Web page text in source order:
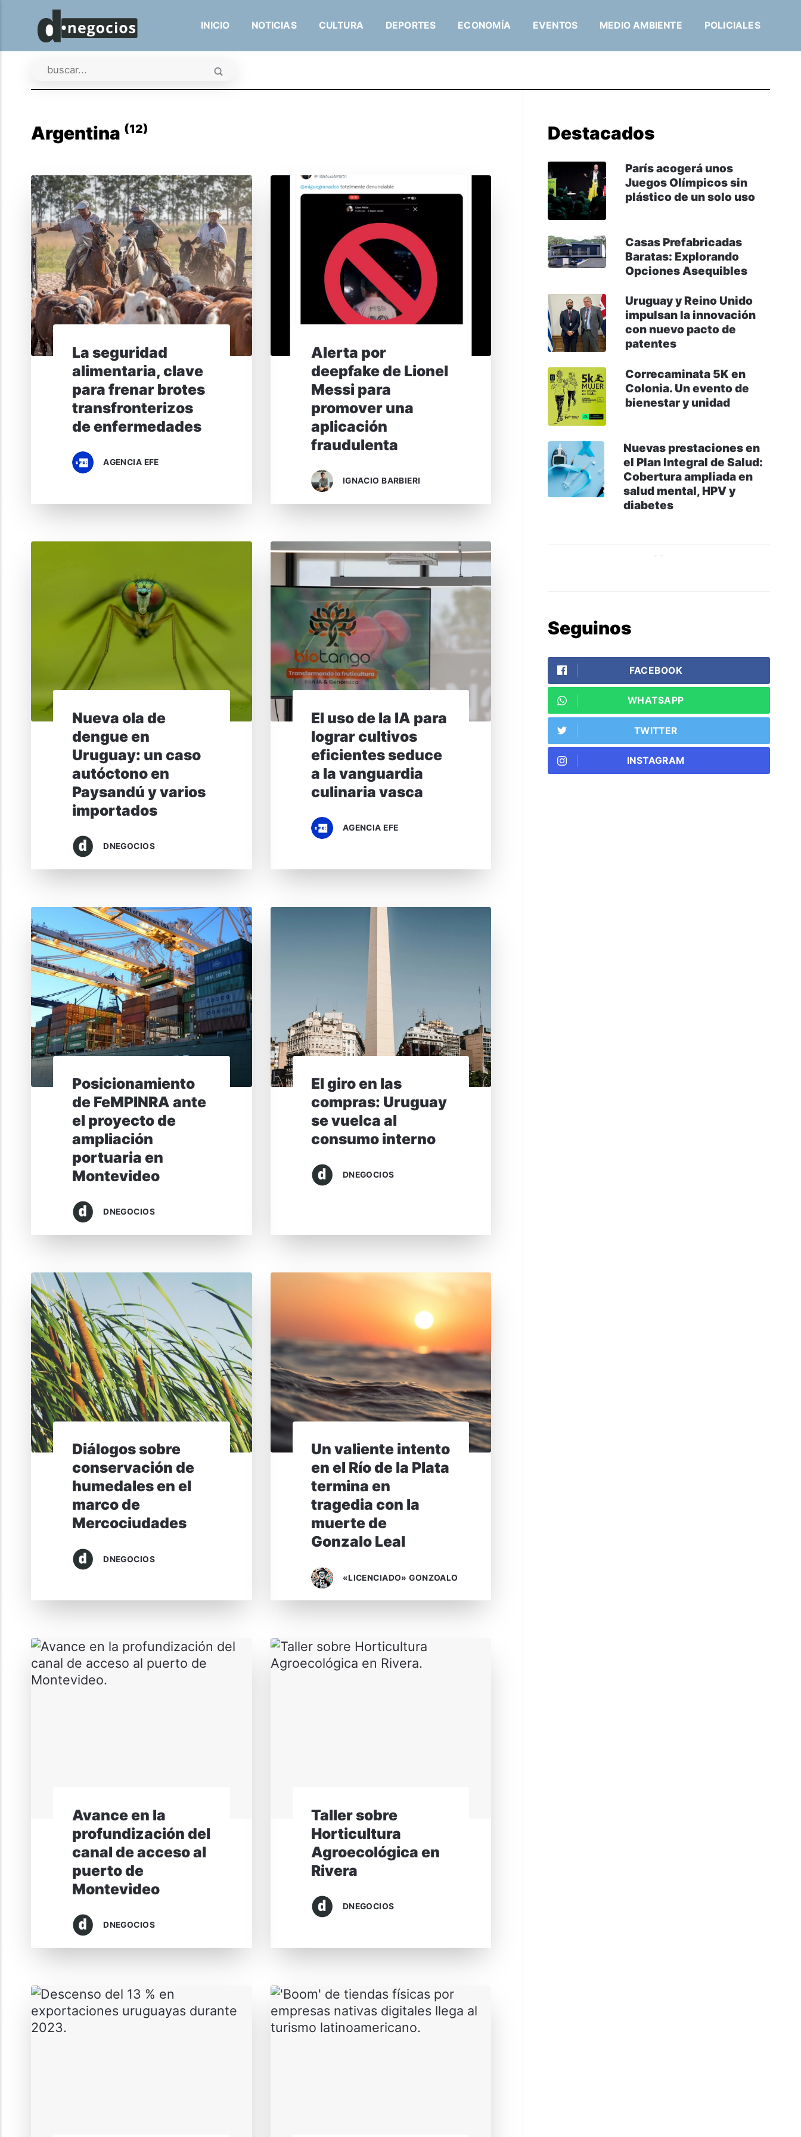
INICIO NOTICIAS CULTURA DEPORTES ECONOMÍA EVENTOS MEDIO AMBIENTE POLICIALES
Argentina (12)
La seguridad
alimentaria, clave
para frenar brotes
transfronterizos
de enfermedades
AGENCIA EFE
Alerta por
deepfake de Lionel
Messi para
promover una
aplicación
fraudulenta
IGNACIO BARBIERI
Nueva ola de
dengue en
Uruguay: un caso
autóctono en
Paysandú y varios
importados
DNEGOCIOS
El uso de la IA para
lograr cultivos
eficientes seduce
a la vanguardia
culinaria vasca
AGENCIA EFE
Posicionamiento
de FeMPINRA ante
el proyecto de
ampliación
portuaria en
Montevideo
DNEGOCIOS
El giro en las
compras: Uruguay
se vuelca al
consumo interno
DNEGOCIOS
Diálogos sobre
conservación de
humedales en el
marco de
Mercociudades
DNEGOCIOS
Un valiente intento
en el Río de la Plata
termina en
tragedia con la
muerte de
Gonzalo Leal
«LICENCIADO» GONZOALO
Avance en la
profundización del
canal de acceso al
puerto de
Montevideo
DNEGOCIOS
Taller sobre
Horticultura
Agroecológica en
Rivera
DNEGOCIOS
Destacados
París acogerá unos
Juegos Olímpicos sin
plástico de un solo uso
Casas Prefabricadas
Baratas: Explorando
Opciones Asequibles
Uruguay y Reino Unido
impulsan la innovación
con nuevo pacto de
patentes
Correcaminata 5K en
Colonia. Un evento de
bienestar y unidad
Nuevas prestaciones en
el Plan Integral de Salud:
Cobertura ampliada en
salud mental, HPV y
diabetes
Seguinos
FACEBOOK
WHATSAPP
TWITTER
INSTAGRAM